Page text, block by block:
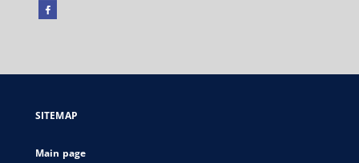
Facebook
open
new
SITEMAP
Main page